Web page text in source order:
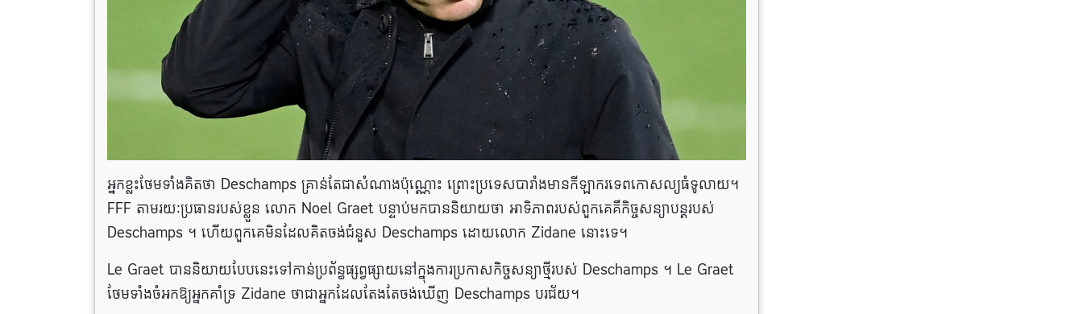
អ្នកខ្លះថែមទាំងគិតថា Deschamps គ្រាន់តែជាសំណាងប៉ុណ្ណោះ ព្រោះប្រទេសបារាំងមានកីឡាករទេពកោសល្យធំទូលាយ។
FFF តាមរយៈប្រធានរបស់ខ្លួន លោក Noel Graet បន្ទាប់មកបាននិយាយថា អាទិភាពរបស់ពួកគេគឺកិច្ចសន្យាបន្តរបស់
Deschamps ។ ហើយពួកគេមិនដែលគិតចង់ជំនួស Deschamps ដោយលោក Zidane នោះទេ។
Le Graet បាននិយាយបែបនេះទៅកាន់ប្រព័ន្ធផ្សព្វផ្សាយនៅក្នុងការប្រកាសកិច្ចសន្យាថ្មីរបស់ Deschamps ។ Le Graet
ថែមទាំងចំអកឱ្យអ្នកគាំទ្រ Zidane ថាជាអ្នកដែលតែងតែចង់ឃើញ Deschamps បរជ័យ។